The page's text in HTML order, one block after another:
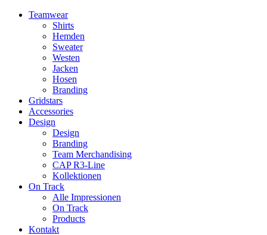
Teamwear
Shirts
Hemden
Sweater
Westen
Jacken
Hosen
Branding
Gridstars
Accessories
Design
Design
Branding
Team Merchandising
CAP R3-Line
Kollektionen
On Track
Alle Impressionen
On Track
Products
Kontakt